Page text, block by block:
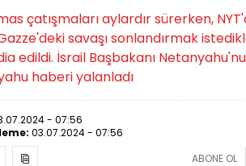
çatışmaları aylardır sürerken,
savaşı sonlandırmak
edildi. İsrail Başbakanı
haberi yalanladı
- 07:56
03.07.2024 - 07:56
ABONE OL